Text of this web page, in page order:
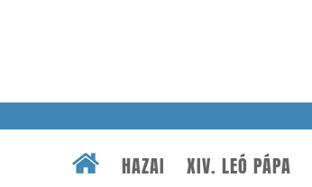
HAZAI XIV. LEÓ PÁPA